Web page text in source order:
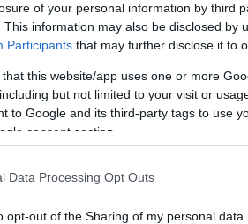
of your personal information by third
This information may also be disclosed by
Participants that may further disclose it to
that this website/app uses one or more
but not limited to your visit or
to Google and its third-party tags to use
consent section.
Data Processing Opt Outs
opt-out of the Sharing of my personal data.
vagytok együtt, és hol tartotok a
mindenképpen elvárható tőle, hogy
viszont ő mégsem teszi meg, és
csak egy ártatlannak látszó csetelés,
alkalommal
két ember összekeveredik egy
párkapcsolatban élnek, mással.
ez akkor is félrelépésnek tekinthető.
hozzáállásodon múlik, hogy milyen